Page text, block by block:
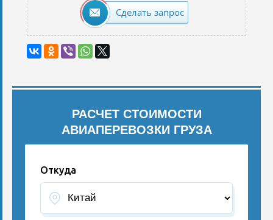
Сделать запрос
РАСЧЕТ СТОИМОСТИ
АВИАПЕРЕВОЗКИ ГРУЗА
Откуда